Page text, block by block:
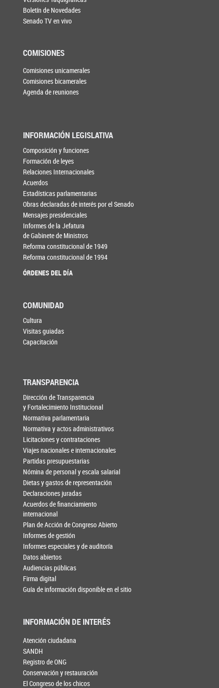
Boletín de Novedades
Senado TV en vivo
COMISIONES
Comisiones unicamerales
Comisiones bicamerales
Agenda de reuniones
INFORMACIÓN LEGISLATIVA
Composición y funciones
Formación de leyes
Relaciones Internacionales
Acuerdos
Estadísticas parlamentarias
Obras declaradas de interés por el Senado
Mensajes presidenciales
Informes de la Jefatura
de Gabinete de Ministros
Reforma constitucional de 1949
Reforma constitucional de 1994
ÓRDENES DEL DÍA
COMUNIDAD
Cultura
Visitas guiadas
Capacitación
TRANSPARENCIA
Dirección de Transparencia
y Fortalecimiento Institucional
Normativa parlamentaria
Normativa y actos administrativos
Licitaciones y contrataciones
Viajes nacionales e internacionales
Partidas presupuestarias
Nómina de personal y escala salarial
Dietas y gastos de representación
Declaraciones juradas
Acuerdos de financiamiento
internacional
Plan de Acción de Congreso Abierto
Informes de gestión
Informes especiales y de auditoría
Datos abiertos
Audiencias públicas
Firma digital
Guía de información disponible en el sitio
INFORMACIÓN DE INTERÉS
Atención ciudadana
SANDH
Registro de ONG
Conservación y restauración
El Congreso de los chicos